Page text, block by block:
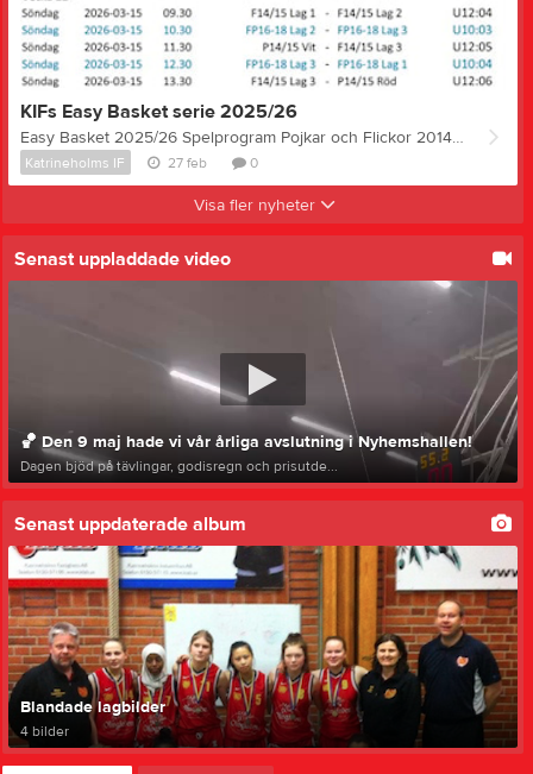
KIFs Easy Basket serie 2025/26
Easy Basket 2025/26 Spelprogram Pojkar och Flickor 2014/15 (U12) Spelprogram Flickor/Pojkar 2016-18 (U10) Easy Basket spelprogram 2025-26.pdf
Katrineholms IF 27 feb 0
Visa fler nyheter
Senast uppladdade video
🏀 Den 9 maj hade vi vår årliga avslutning i Nyhemshallen!
Dagen bjöd på tävlingar, godisregn och prisutde...
Senast uppdaterade album
Blandade lagbilder
4 bilder